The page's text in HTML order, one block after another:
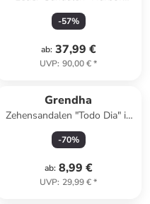
Backstrap" in Schwarz/ Grau
-57%
ab: 37,99 €
UVP: 90,00 €*
Grendha
Zehensandalen "Todo Dia" in
Gold
-70%
ab: 8,99 €
UVP: 29,99 €*